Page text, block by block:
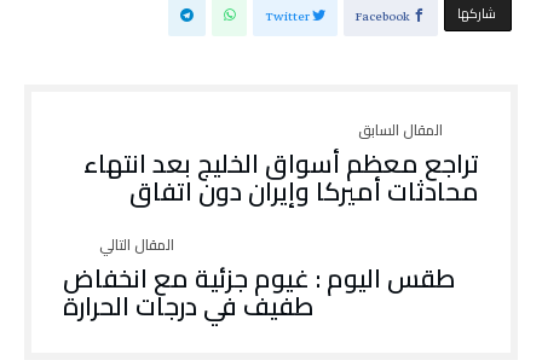
‫‫ شاركها‬ Facebook
Twitter
تراجع معظم أسواق الخليج بعد انتهاء
محادثات أميركا وإيران دون اتفاق
طقس اليوم : غيوم جزئية مع انخفاض
طفيف في درجات الحرارة